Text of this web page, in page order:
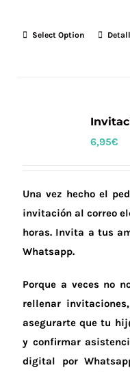
Select Option
6,95€
Una vez hecho el
invitación al correo
horas. Invita a tus
Whatsapp.
Porque a veces no
rellenar
asegurarte que tu
y confirmar
digital por